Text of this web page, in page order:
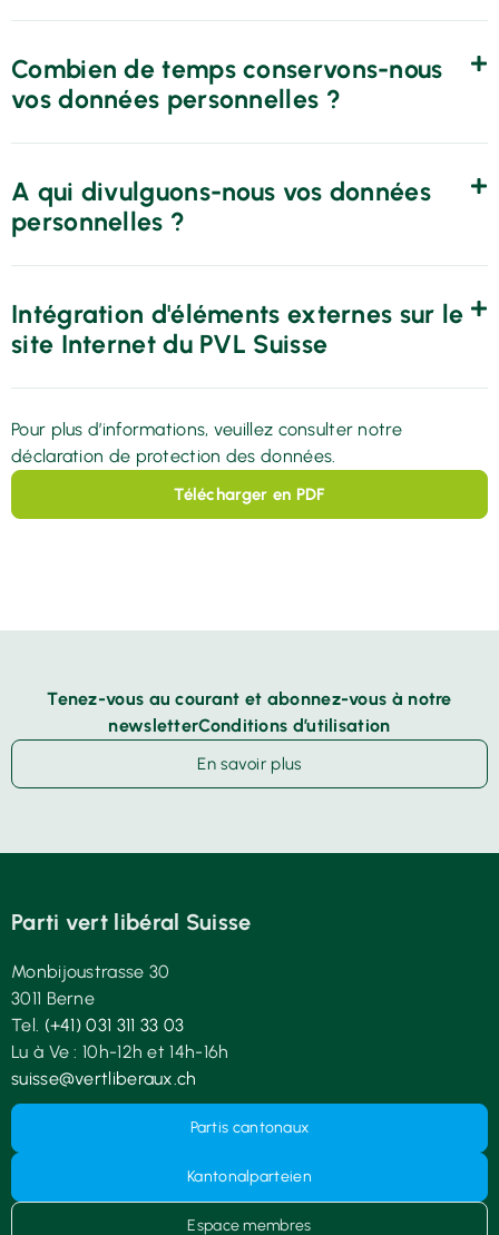
Combien de temps conservons-nous
vos données personnelles ?
A qui divulguons-nous vos données
personnelles ?
Intégration d'éléments externes sur le
site Internet du PVL Suisse
Pour plus d’informations, veuillez consulter notre
déclaration de protection des données.
Télécharger en PDF
Tenez-vous au courant et abonnez-vous à notre
newsletterConditions d’utilisation
En savoir plus
Parti vert libéral Suisse
Monbijoustrasse 30
3011 Berne
Tel. (+41) 031 311 33 03
Lu à Ve : 10h-12h et 14h-16h
suisse@vertliberaux.ch
Partis cantonaux
Kantonalparteien
Espace membres